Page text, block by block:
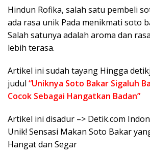
Hindun Rofika, salah satu pembeli
ada rasa unik Pada menikmati soto
Salah satunya adalah aroma dan
lebih terasa.
Artikel ini sudah tayang Hingga
judul “Uniknya Soto Bakar Sigaluh
Cocok Sebagai Hangatkan Badan”
Artikel ini disadur –> Detik.com
Unik! Sensasi Makan Soto Bakar
Hangat dan Segar